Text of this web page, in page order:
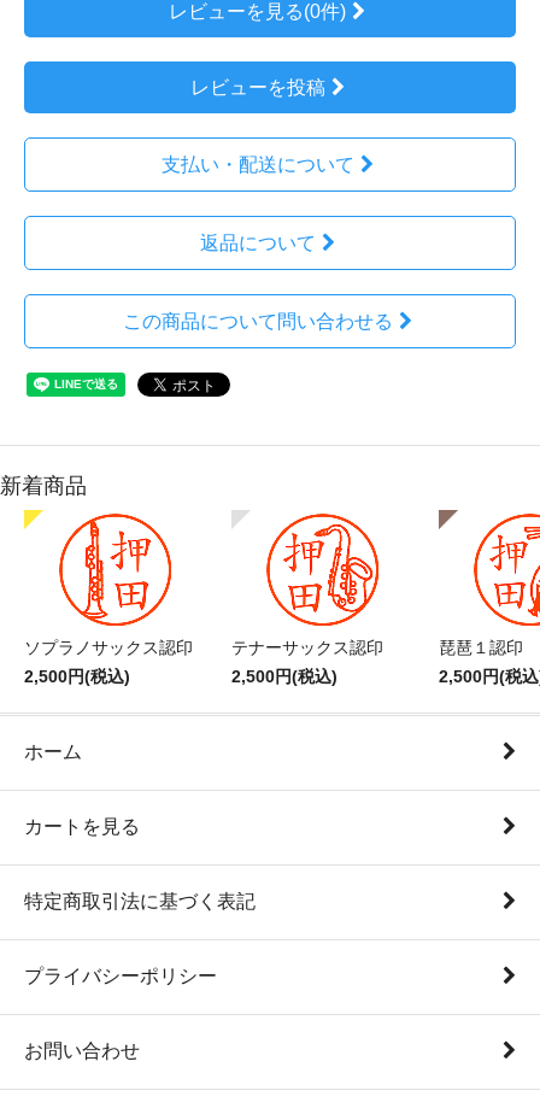
レビューを見る(0件)
レビューを投稿
支払い・配送について
返品について
この商品について問い合わせる
新着商品
ソプラノサックス認印
2,500円(税込)
テナーサックス認印
2,500円(税込)
琵琶１認印
2,500円(税
ホーム
カートを見る
特定商取引法に基づく表記
プライバシーポリシー
お問い合わせ